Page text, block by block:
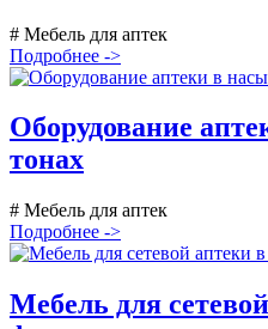
# Мебель для аптек
Подробнее ->
Оборудование
тонах
# Мебель для аптек
Подробнее ->
Мебель для